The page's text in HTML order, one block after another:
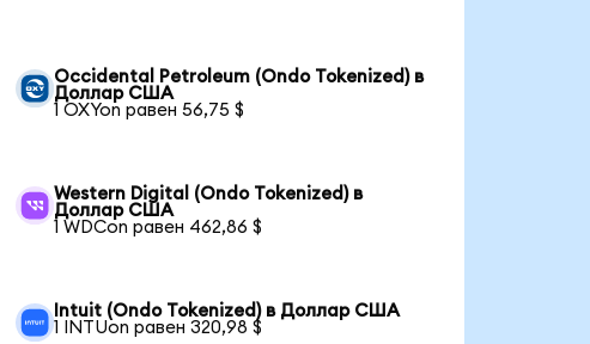
Occidental Petroleum (Ondo Tokenized) в
Доллар США
1 OXYon равен 56,75 $
Western Digital (Ondo Tokenized) в
Доллар США
1 WDCon равен 462,86 $
Intuit (Ondo Tokenized) в Доллар США
1 INTUon равен 320,98 $